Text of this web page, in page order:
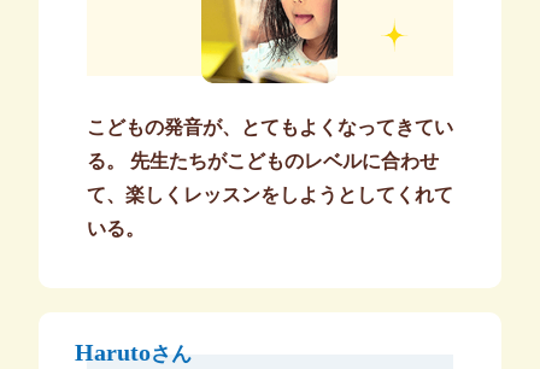
こどもの発音が、とてもよくなってきてい
る。 先生たちがこどものレベルに合わせ
て、楽しくレッスンをしようとしてくれて
いる。
Harutoさん